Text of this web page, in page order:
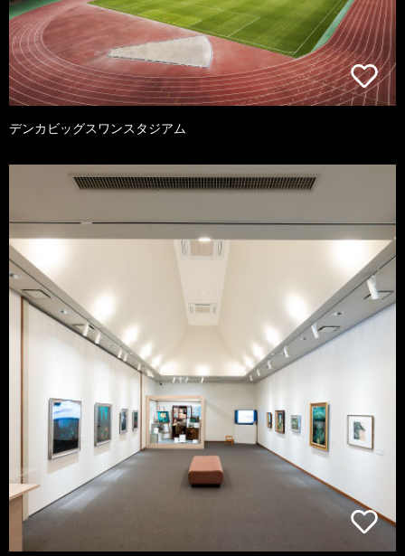
デンカビッグスワンスタジアム